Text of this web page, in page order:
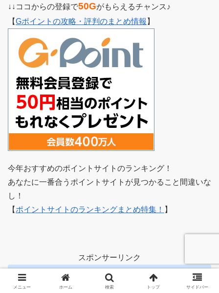
↓↓ココからの登録で50Gがもらえるチャンス♪
【Gポイントの攻略・評判のまとめ情報 】
今年おすすめのポイントサイトのランキング！
あなたに一番合うポイントサイトが見つかること間違いな
し！
【 ポイントサイトのランキングまとめ特集！ 】
スポンサーリンク
【ポイ活情報】
メニュー ホーム 検索 トップ サイドバー